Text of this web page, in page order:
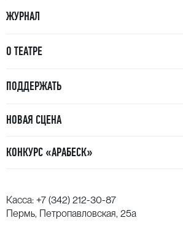
ЖУРНАЛ
О ТЕАТРЕ
ПОДДЕРЖАТЬ
НОВАЯ СЦЕНА
КОНКУРС «АРАБЕСК»
Касса: +7 (342) 212-30-87
Пермь, Петропавловская, 25а